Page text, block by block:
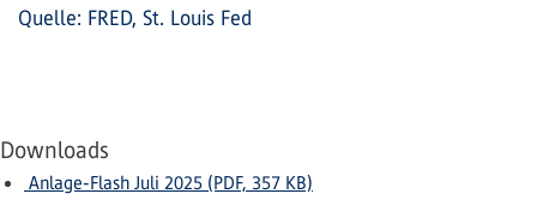
Quelle: FRED, St. Louis Fed
Downloads
Anlage-Flash Juli 2025 (PDF, 357 KB)